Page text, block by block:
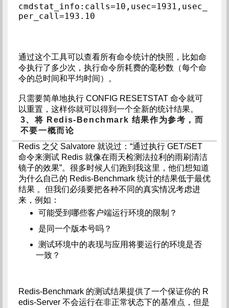
cmdstat_info:calls=10,usec=1931,usec_
per_call=193.10
通过这个工具可以查看所有命令统计的快照，比如命
令执行了多少次，执行命令所耗费的毫秒数（每个命
令的总时间和平均时间）。
只需要简单地执行 CONFIG RESETSTAT 命令就可
以重置，这样你就可以得到一个全新的统计结果。
3、将 Redis-Benchmark 结果作为参考，而
不要一概而论
Redis 之父 Salvatore 就说过：“通过执行 GET/SET
命令来测试 Redis 就像在雨天检测法拉利的雨刷清洁
镜子的效果”。很多时候人们跑到我这里，他们想知道
为什么自己的 Redis-Benchmark 统计的结果低于最优
结果 。但我们必须要把各种不同的真实情况考虑进
来，例如：
可能受到哪些客户端运行环境的限制？
是同一个版本号吗？
测试环境中的表现与应用将要运行的环境是否
一致？
Redis-Benchmark 的测试结果提供了一个保证你的 R
edis-Server 不会运行在非正常状态下的基准点，但是